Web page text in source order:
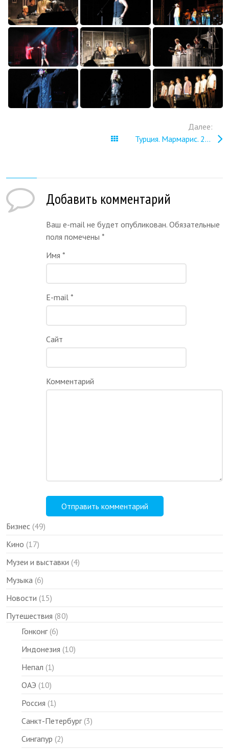
Все записи
Далее:
Турция. Мармарис. 2003
Добавить комментарий
Ваш e-mail не будет опубликован. Обязательные
поля помечены*
Имя*
E-mail*
Сайт
Комментарий
Бизнес (49)
Кино (17)
Музеи и выставки (4)
Музыка (6)
Новости (15)
Путешествия (80)
Гонконг(6)
Индонезия (10)
Непал (1)
ОАЭ (10)
Россия (1)
Санкт-Петербург(3)
Сингапур (2)